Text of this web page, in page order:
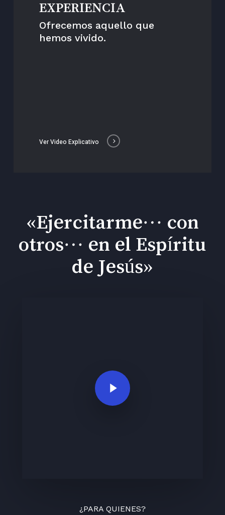
EXPERIENCIA
Ofrecemos aquello que
hemos vivido.
Ver Video Explicativo
«Ejercitarme… con
otros… en el Espíritu
de Jesús»
Play Video
¿PARA QUIENES?